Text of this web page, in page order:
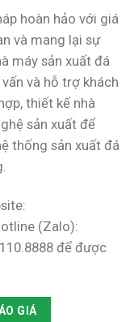
hoàn hảo với giá
và mang lại sự
máy sản xuất đá
và hỗ trợ khách
thiết kế nhà
sản xuất để
thống sản xuất đá
(Zalo):
để được
GIÁ